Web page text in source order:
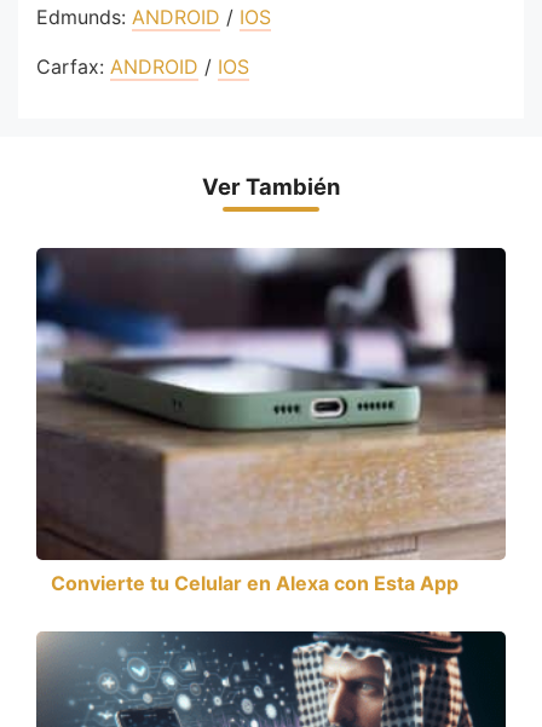
Edmunds: ANDROID / IOS
Carfax: ANDROID / IOS
Ver También
Convierte tu Celular en Alexa con Esta App